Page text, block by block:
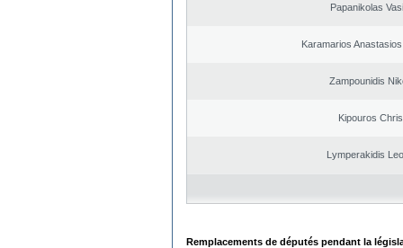
Papanikolas
Karamarios
Zampounidis
Kipouros
Lymperakidis
Remplacements de députés pendant la